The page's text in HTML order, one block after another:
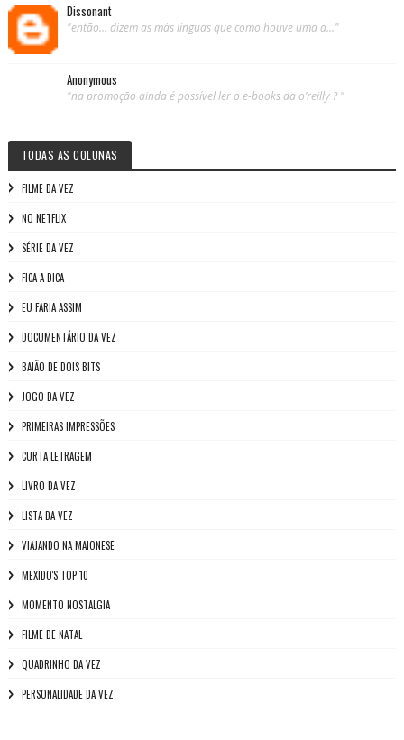
Dissonant
"então... dizem as más línguas que como houve uma a..."
Anonymous
"na promoção ainda é possível ler o e-books da o’reilly ? "
TODAS AS COLUNAS
FILME DA VEZ
NO NETFLIX
SÉRIE DA VEZ
FICA A DICA
EU FARIA ASSIM
DOCUMENTÁRIO DA VEZ
BAIÃO DE DOIS BITS
JOGO DA VEZ
PRIMEIRAS IMPRESSÕES
CURTA LETRAGEM
LIVRO DA VEZ
LISTA DA VEZ
VIAJANDO NA MAIONESE
MEXIDO'S TOP 10
MOMENTO NOSTALGIA
FILME DE NATAL
QUADRINHO DA VEZ
PERSONALIDADE DA VEZ